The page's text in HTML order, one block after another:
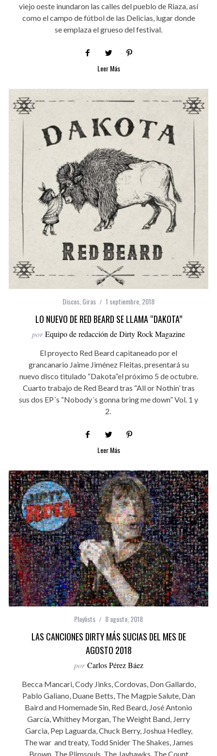
viejo oeste inundaron las calles del pueblo de Riaza, así
como el campo de fútbol de las Delicias, lugar donde
se emplaza el grueso del festival.
Leer Más
Discos Giras 1 septiembre, 2018
LO NUEVO DE RED BEARD SE LLAMA “DAKOTA”
por Equipo de redacción de Dirty Rock Magazine
El proyecto Red Beard capitaneado por el
grancanario Jaime Jiménez Fleitas, presentará su
nuevo disco titulado “Dakota”el próximo 5 de octubre.
Cuarto trabajo de Red Beard tras “All or Nothin’ tras
sus dos EP´s “Nobody´s gonna bring me down” Vol. 1 y
2.
Leer Más
Playlists 8 agosto, 2018
LAS CANCIONES DIRTY MÁS SUCIAS DEL MES DE
AGOSTO 2018
por Carlos Pérez Báez
Becca Mancari, Cody Jinks, Cordovas, Don Gallardo,
Pablo Galiano, Duane Betts, The Magpie Salute, Dan
Baird and Homemade Sin, Red Beard, José Antonio
García, Whithey Morgan, The Weight Band, Jerry
Garcia, Pep Laguarda, Chuck Berry, Joshua Hedley,
The war and treaty, Todd Snider The Shakes, James
Brown, The Plimsouls, The Jayhawks, The Count